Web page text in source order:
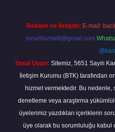
Reklam ve İletişim: E-mail:
forumhizmeti@gmail.com
Yasal Uyarı: Sitemiz, 5651 Sayılı
İletişim Kurumu (BTK) tarafından
hizmet vermektedir. Bu
denetleme veya araştırma
üyelerimiz yazdıkları içeriklerin
üye olarak bu sorumluluğu kabul